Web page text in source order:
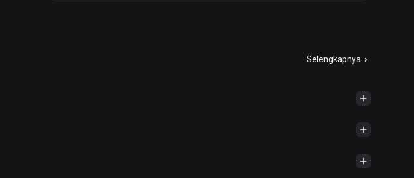
Selengkapnya